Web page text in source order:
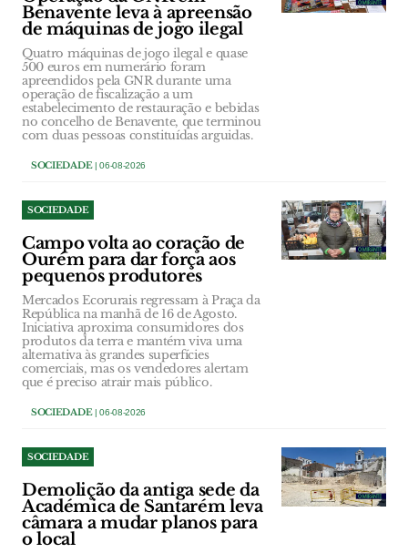
Benavente leva à apreensão
de máquinas de jogo ilegal
Quatro máquinas de jogo ilegal e quase
500 euros em numerário foram
apreendidos pela GNR durante uma
operação de fiscalização a um
estabelecimento de restauração e bebidas
no concelho de Benavente, que terminou
com duas pessoas constituídas arguidas.
SOCIEDADE| 06-08-2026
SOCIEDADE
Campo volta ao coração de
Ourém para dar força aos
pequenos produtores
Mercados Ecorurais regressam à Praça da
República na manhã de 16 de Agosto.
Iniciativa aproxima consumidores dos
produtos da terra e mantém viva uma
alternativa às grandes superfícies
comerciais, mas os vendedores alertam
que é preciso atrair mais público.
SOCIEDADE| 06-08-2026
SOCIEDADE
Demolição da antiga sede da
Académica de Santarém leva
câmara a mudar planos para
o local